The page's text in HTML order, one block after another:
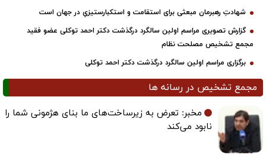
شهادتِ رهبرمان مبعثی برای استقامت و استکبارستیزیِ در جهان است
گزارش تصویری مراسم اولین سالگرد درگذشت دکتر احمد توکلی عضو فقید
مجمع تشخیص مصلحت نظام
برگزاری مراسم اولین سالگرد درگذشت دکتر احمد توکلی
مجمع تشخیص در رسانه ها
مخبر: تعرض به زیرساخت‌های ما بنای هژمونی شما را
نابود می‌کند